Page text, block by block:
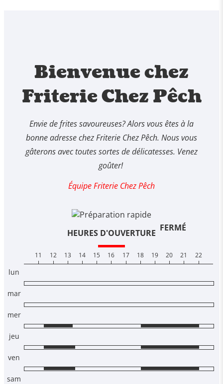
Bienvenue chez
Friterie Chez Pêch
Envie de frites savoureuses? Alors vous êtes à la
bonne adresse chez Friterie Chez Pêch. Nous vous
gâterons avec toutes sortes de délicatesses. Venez
goûter!
Équipe Friterie Chez Pêch
HEURES D'OUVERTURE FERMÉ
11 12 13 14 15 16 17 18 19 20 21 22
lun
mar
mer
jeu
ven
sam